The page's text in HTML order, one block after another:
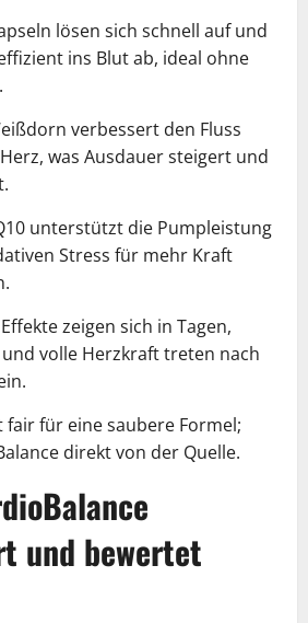
lösen sich schnell auf und
ins Blut ab, ideal ohne
verbessert den Fluss
was Ausdauer steigert und
unterstützt die Pumpleistung
Stress für mehr Kraft
zeigen sich in Tagen,
volle Herzkraft treten nach
fair für eine saubere Formel;
direkt von der Quelle.
und bewertet